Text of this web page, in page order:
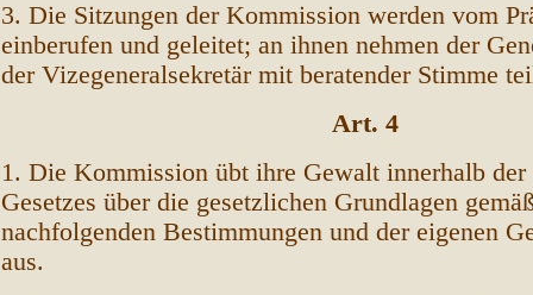
3. Die Sitzungen der Kommission werden vom
einberufen und geleitet; an ihnen nehmen der
der Vizegeneralsekretär mit beratender Stimme
Art. 4
1. Die Kommission übt ihre Gewalt innerhalb der
Gesetzes über die gesetzlichen Grundlagen
nachfolgenden Bestimmungen und der eigenen
aus.